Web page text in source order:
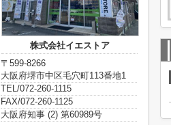
株式会社イエストア
〒599-8266
大阪府堺市中区毛穴町113番地1
TEL/072-260-1115
FAX/072-260-1125
大阪府知事 (2) 第60989号